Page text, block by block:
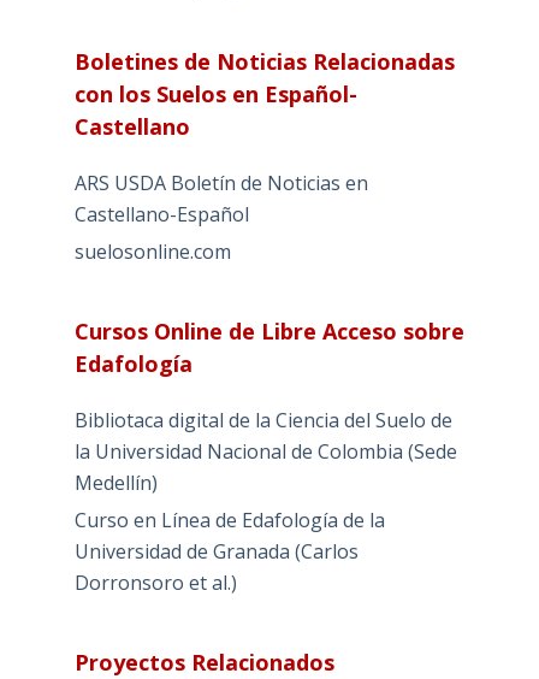
Boletines de Noticias Relacionadas
con los Suelos en Español-
Castellano
ARS USDA Boletín de Noticias en
Castellano-Español
suelosonline.com
Cursos Online de Libre Acceso sobre
Edafología
Bibliotaca digital de la Ciencia del Suelo de
la Universidad Nacional de Colombia (Sede
Medellín)
Curso en Línea de Edafología de la
Universidad de Granada (Carlos
Dorronsoro et al.)
Proyectos Relacionados